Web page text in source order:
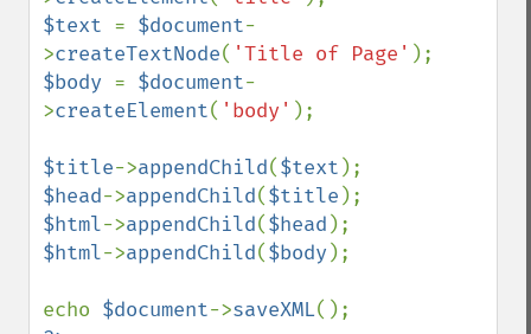
$text = $document-
>createTextNode( 'Title of Page'
$body = $document-
>createElement( 'body' );
$title->appendChild($text
$head->appendChild($title
$html->appendChild($head
$html->appendChild($body );
echo $document->saveXML